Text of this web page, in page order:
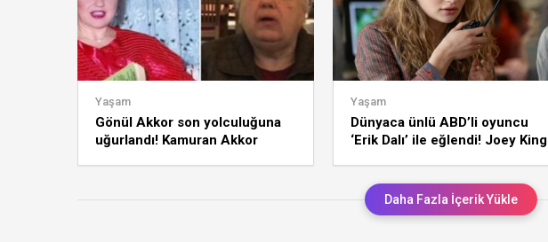
Yaşam
Gönül Akkor son yolculuğuna
uğurlandı! Kamuran Akkor
Yaşam
Dünyaca ünlü ABD’li oyuncu
‘Erik Dalı’ ile eğlendi! Joey King
Daha Fazla İçerik Yükle